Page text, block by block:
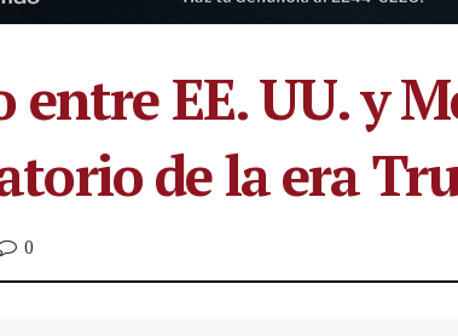
entre EE. UU. y
de la era
0